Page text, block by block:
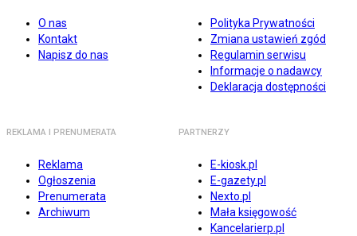
O nas
Kontakt
Napisz do nas
Polityka Prywatności
Zmiana ustawień zgód
Regulamin serwisu
Informacje o nadawcy
Deklaracja dostępności
REKLAMA I PRENUMERATA
Reklama
Ogłoszenia
Prenumerata
Archiwum
PARTNERZY
E-kiosk.pl
E-gazety.pl
Nexto.pl
Mała księgowość
Kancelarierp.pl